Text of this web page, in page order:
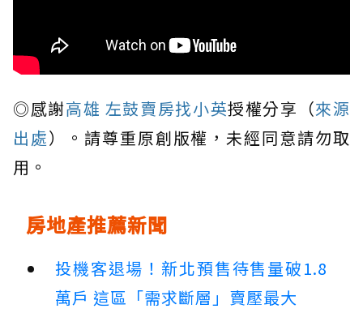
◎感謝高雄 左鼓賣房找小英授權分享（來源
出處）。請尊重原創版權，未經同意請勿取
用。
房地產推薦新聞
投機客退場！新北預售待售量破1.8
萬戶 這區「需求斷層」賣壓最大